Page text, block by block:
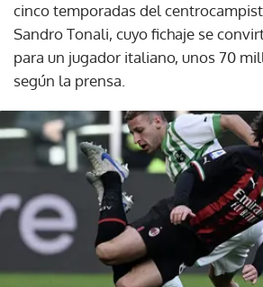
cinco temporadas del
Sandro Tonali, cuyo fichaje se
para un jugador italiano, unos 70
según la prensa.